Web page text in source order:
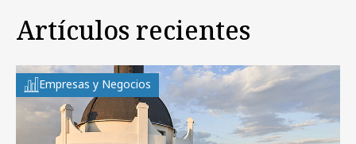
Artículos recientes
Empresas y Negocios